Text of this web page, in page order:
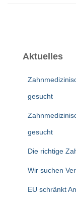
Aktuelles
gesucht
gesucht
Die richtige
Wir suchen
EU schränkt